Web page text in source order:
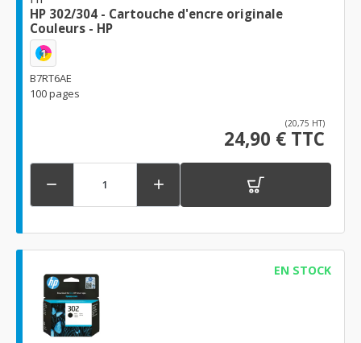
HP 302/304 - Cartouche d'encre originale
Couleurs - HP
1
B7RT6AE
100 pages
(20,75 HT)
24,90 € TTC
 
EN STOCK